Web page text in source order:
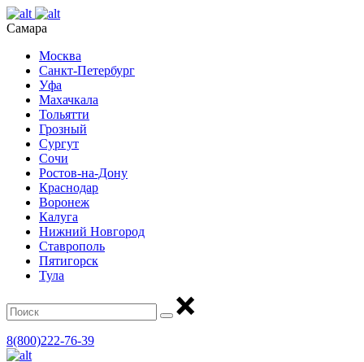
Самара
Москва
Санкт-Петербург
Уфа
Махачкала
Тольятти
Грозный
Сургут
Сочи
Ростов-на-Дону
Краснодар
Воронеж
Калуга
Нижний Новгород
Ставрополь
Пятигорск
Тула
8(800)222-76-39